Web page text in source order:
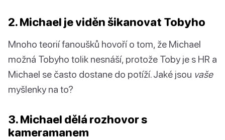
2. Michael je viděn šikanovat Tobyho
Mnoho teorií fanoušků hovoří o tom, že Michael
možná Tobyho tolik nesnáší, protože Toby je s HR a
Michael se často dostane do potíží. Jaké jsou vaše
myšlenky na to?
3. Michael dělá rozhovor s
kameramanem